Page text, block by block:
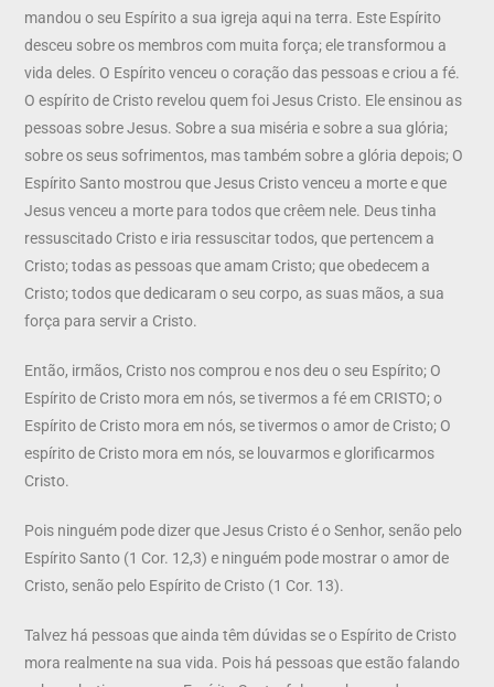
mandou o seu Espírito a sua igreja aqui na terra. Este Espírito
desceu sobre os membros com muita força; ele transformou a
vida deles. O Espírito venceu o coração das pessoas e criou a fé.
O espírito de Cristo revelou quem foi Jesus Cristo. Ele ensinou as
pessoas sobre Jesus. Sobre a sua miséria e sobre a sua glória;
sobre os seus sofrimentos, mas também sobre a glória depois; O
Espírito Santo mostrou que Jesus Cristo venceu a morte e que
Jesus venceu a morte para todos que crêem nele. Deus tinha
ressuscitado Cristo e iria ressuscitar todos, que pertencem a
Cristo; todas as pessoas que amam Cristo; que obedecem a
Cristo; todos que dedicaram o seu corpo, as suas mãos, a sua
força para servir a Cristo.
Então, irmãos, Cristo nos comprou e nos deu o seu Espírito; O
Espírito de Cristo mora em nós, se tivermos a fé em CRISTO; o
Espírito de Cristo mora em nós, se tivermos o amor de Cristo; O
espírito de Cristo mora em nós, se louvarmos e glorificarmos
Cristo.
Pois ninguém pode dizer que Jesus Cristo é o Senhor, senão pelo
Espírito Santo (1 Cor. 12,3) e ninguém pode mostrar o amor de
Cristo, senão pelo Espírito de Cristo (1 Cor. 13).
Talvez há pessoas que ainda têm dúvidas se o Espírito de Cristo
mora realmente na sua vida. Pois há pessoas que estão falando